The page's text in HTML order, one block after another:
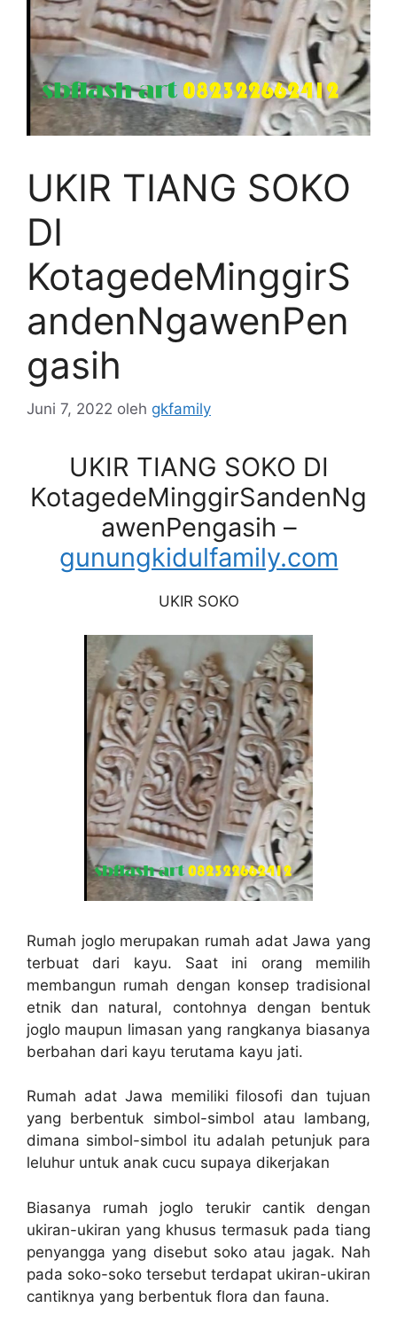
UKIR TIANG SOKO
DI
KotagedeMinggirS
andenNgawenPen
gasih
Juni 7, 2022 oleh gkfamily
UKIR TIANG SOKO DI
KotagedeMinggirSandenNg
awenPengasih –
gunungkidulfamily.com
UKIR SOKO
Rumah joglo merupakan rumah adat Jawa yang
terbuat dari kayu. Saat ini orang memilih
membangun rumah dengan konsep tradisional
etnik dan natural, contohnya dengan bentuk
joglo maupun limasan yang rangkanya biasanya
berbahan dari kayu terutama kayu jati.
Rumah adat Jawa memiliki filosofi dan tujuan
yang berbentuk simbol-simbol atau lambang,
dimana simbol-simbol itu adalah petunjuk para
leluhur untuk anak cucu supaya dikerjakan
Biasanya rumah joglo terukir cantik dengan
ukiran-ukiran yang khusus termasuk pada tiang
penyangga yang disebut soko atau jagak. Nah
pada soko-soko tersebut terdapat ukiran-ukiran
cantiknya yang berbentuk flora dan fauna.